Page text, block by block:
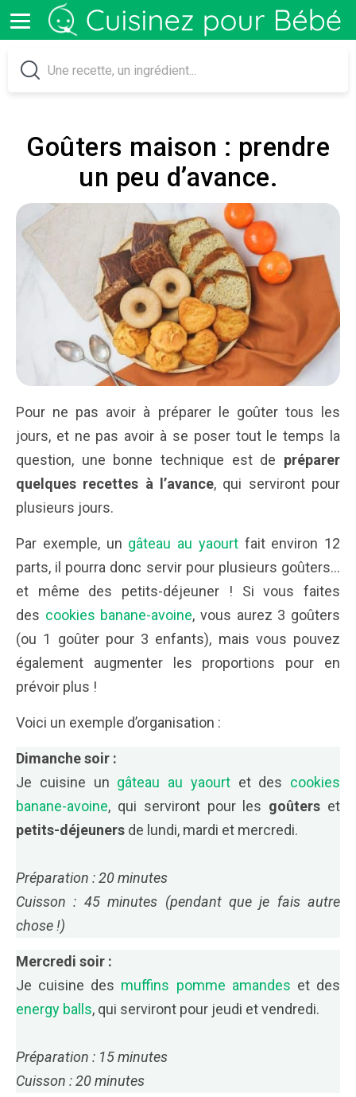
Goûters maison : prendre
un peu d’avance.
Pour ne pas avoir à préparer le goûter tous les
jours, et ne pas avoir à se poser tout le temps la
question, une bonne technique est de préparer
quelques recettes à l’avance, qui serviront pour
plusieurs jours.
Par exemple, un gâteau au yaourtfait environ 12
parts, il pourra donc servir pour plusieurs goûters…
et même des petits-déjeuner ! Si vous faites
des cookies banane-avoine, vous aurez 3 goûters
(ou 1 goûter pour 3 enfants), mais vous pouvez
également augmenter les proportions pour en
prévoir plus !
Voici un exemple d’organisation :
Dimanche soir :
Je cuisine un gâteau au yaourtet des cookies
banane-avoine, qui serviront pour les goûters et
petits-déjeuners de lundi, mardi et mercredi.
Préparation : 20 minutes
Cuisson : 45 minutes (pendant que je fais autre
chose !)
Mercredi soir :
Je cuisine des muffins pomme amandes et des
energy balls, qui serviront pour jeudi et vendredi.
Préparation : 15 minutes
Cuisson : 20 minutes